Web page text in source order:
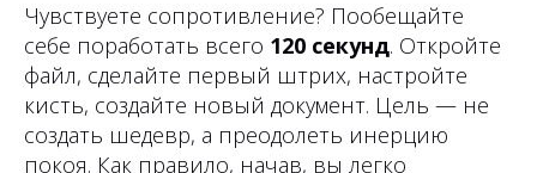
Чувствуете сопротивление? Пообещайте
себе поработать всего 120 секунд. Откройте
файл, сделайте первый штрих, настройте
кисть, создайте новый документ. Цель — не
создать шедевр, а преодолеть инерцию
покоя. Как правило, начав, вы легко